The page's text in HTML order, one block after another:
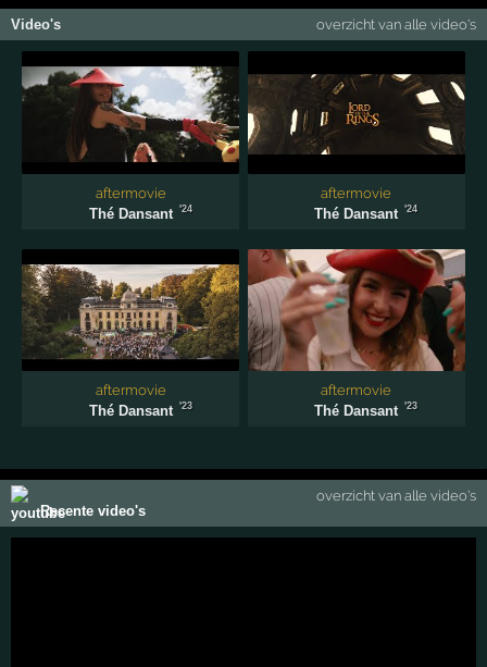
Video's overzicht van alle video's
aftermovie
Thé Dansant
'24
aftermovie
Thé Dansant
'24
aftermovie
Thé Dansant
'23
aftermovie
Thé Dansant '23
Recente video's
overzicht van alle video's